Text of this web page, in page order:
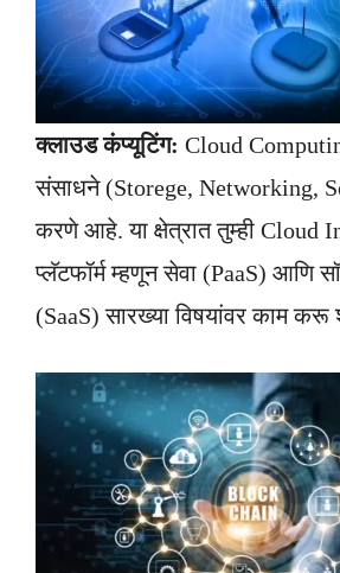
क्लाउड कंप्यूटिंग: Cloud
संसाधने (Storege, Networking,
करणे आहे. या क्षेत्रात तुम्ही Cloud
प्लॅटफॉर्म म्हणून सेवा (PaaS) आणि
(SaaS) सारख्या विषयांवर काम करू